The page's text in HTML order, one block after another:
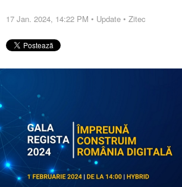
17 Jan. 2024, 14:22 PM • Update • Zitec